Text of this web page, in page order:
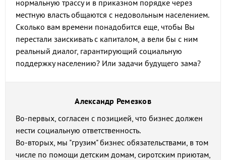
нормальную трассу и в приказном порядке через
местную власть общаются с недовольным населением.
Сколько вам времени понадобится еще, чтобы Вы
перестали заискивать с капиталом, а вели бы с ним
реальный диалог, гарантирующий социальную
поддержку населению? Или задачи будущего зама?
Александр Ремезков
Во-первых, согласен с позицией, что бизнес должен
нести социальную ответственность.
Во-вторых, мы "грузим" бизнес обязательствами, в том
числе по помощи детским домам, сиротским приютам,